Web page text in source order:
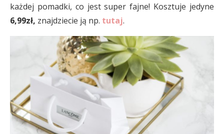
każdej pomadki, co jest super fajne! Kosztuje jedyne
6,99zł, znajdziecie ją np. tutaj.